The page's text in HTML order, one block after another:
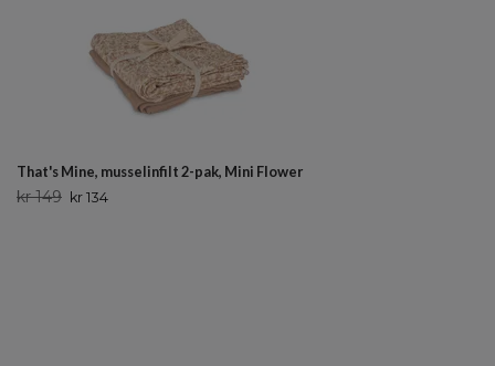
That's Mine, musselinfilt 2-pak, Mini Flower
kr 149 kr 134